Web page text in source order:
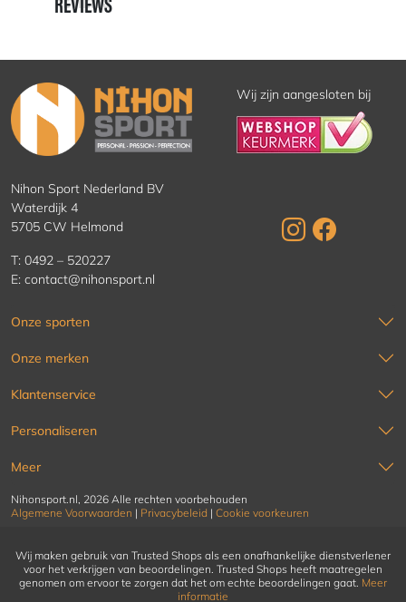
REVIEWS
Wij zijn aangesloten bij
Nihon Sport Nederland BV
Waterdijk 4
5705 CW Helmond
T: 0492 – 520227
E: contact@nihonsport.nl
Onze sporten
Onze merken
Klantenservice
Personaliseren
Meer
Nihonsport.nl, 2026 Alle rechten voorbehouden
Algemene Voorwaarden | Privacybeleid | Cookie voorkeuren
Wij maken gebruik van Trusted Shops als een onafhankelijke dienstverlener
voor het verkrijgen van beoordelingen. Trusted Shops heeft maatregelen
genomen om ervoor te zorgen dat het om echte beoordelingen gaat. Meer
informatie